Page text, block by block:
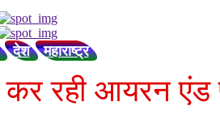
देश महाराष्ट्र
रही आयरन